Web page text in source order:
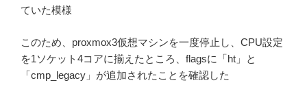
ていた模様
このため、proxmox3仮想マシンを一度停止し、CPU設定
を1ソケット4コアに揃えたところ、flagsに「ht」と
「cmp_legacy」が追加されたことを確認した